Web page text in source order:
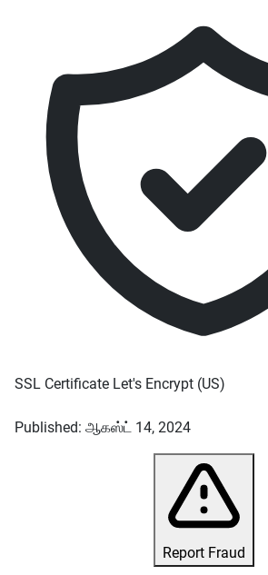
SSL Certificate Let's Encrypt (US)
Published: ஆகஸ்ட் 14, 2024
Report Fraud